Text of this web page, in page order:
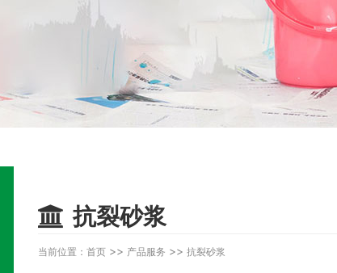
抗裂砂浆
当前位置： 首页 >> 产品服务 >> 抗裂砂浆